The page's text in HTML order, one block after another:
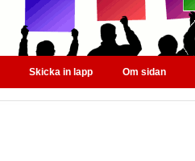
Skicka in lapp Om sidan